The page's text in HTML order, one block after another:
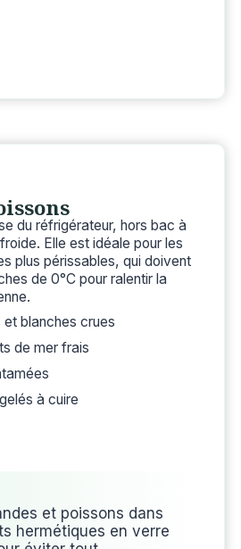
s
du réfrigérateur, hors bac à
Elle est idéale pour les
plus périssables, qui doivent
de 0°C pour ralentir la
blanches crues
de mer frais
à cuire
et poissons dans
hermétiques en verre